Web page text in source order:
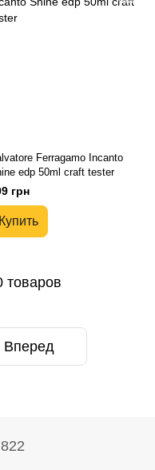
Ferragamo Incanto
edp 50ml craft tester
грн
Купить
товаров
Вперед